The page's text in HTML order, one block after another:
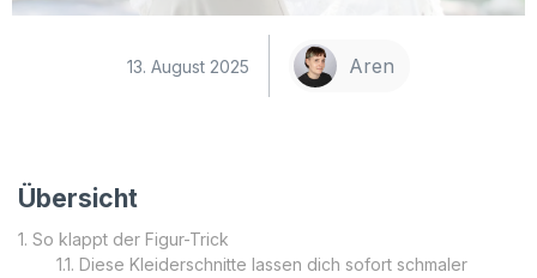
13. August 2025 Aren
Übersicht
So klappt der Figur-Trick
Diese Kleiderschnitte lassen dich sofort schmaler